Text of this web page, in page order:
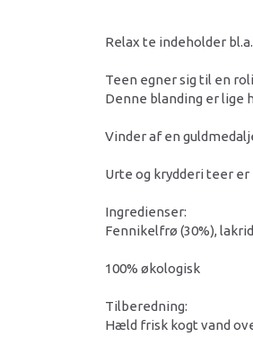
Relax te indeholder
Teen egner sig til en
Denne blanding er lige
Vinder af en
Urte og krydderi teer
Ingredienser:
Fennikelfrø (30%),
100% økologisk
Tilberedning:
Hæld frisk kogt vand